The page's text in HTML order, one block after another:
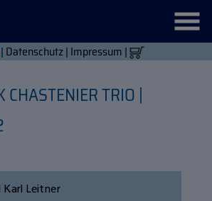
| Datenschutz| Impressum |
CHASTENIER TRIO |
Karl Leitner